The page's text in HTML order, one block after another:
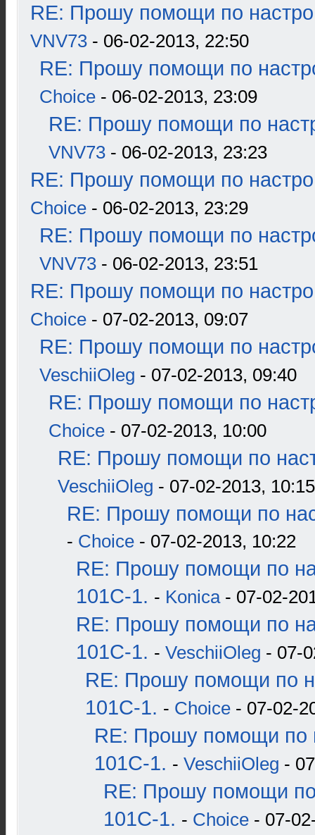
RE: Прошу помощи по
VNV73 - 06-02-2013, 22:50
RE: Прошу помощи по
Choice - 06-02-2013, 23:09
RE: Прошу помощи по
VNV73 - 06-02-2013, 23:23
RE: Прошу помощи по
Choice - 06-02-2013, 23:29
RE: Прошу помощи по
VNV73 - 06-02-2013, 23:51
RE: Прошу помощи по
Choice - 07-02-2013, 09:07
RE: Прошу помощи по
VeschiiOleg - 07-02-2013, 09:40
RE: Прошу помощи по
Choice - 07-02-2013, 10:00
RE: Прошу помощи по
VeschiiOleg - 07-02-2013, 10:15
RE: Прошу помощи по
- Choice - 07-02-2013, 10:22
RE: Прошу помощи по
101С-1. - Konica- 07-02-
RE: Прошу помощи по
101С-1. - VeschiiOleg - 07-
RE: Прошу помощи по
101С-1. - Choice - 07-02-
RE: Прошу помощи по
101С-1. - VeschiiOleg -
RE: Прошу помощи
101С-1. - Choice - 07-